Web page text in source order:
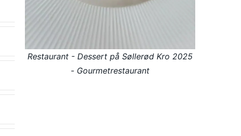
Restaurant - Dessert på Søllerød Kro 2025
- Gourmetrestaurant